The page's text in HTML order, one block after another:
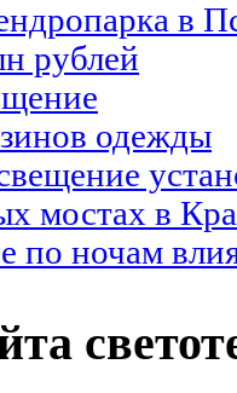
в
рублей
одежды
мостах в
по ночам